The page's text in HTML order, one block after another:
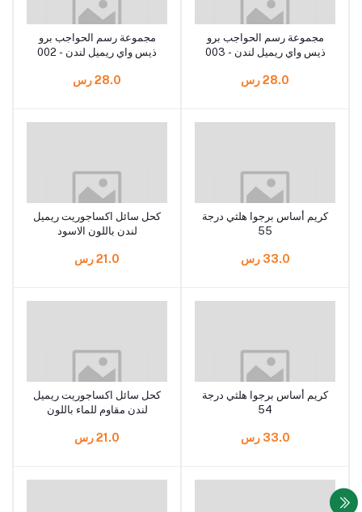
مجموعة رسم الحواجب برو
ذيس واي ريميل لندن - 003
28.0 رس
مجموعة رسم الحواجب برو
ذيس واي ريميل لندن - 002
28.0 رس
كريم أساس برجوا هلثي درجة
55
33.0 رس
كحل سائل اكساجوريت ريميل
لندن باللون الاسود
21.0 رس
كريم أساس برجوا هلثي درجة
54
33.0 رس
كحل سائل اكساجوريت ريميل
لندن مقاوم للماء باللون
21.0 رس